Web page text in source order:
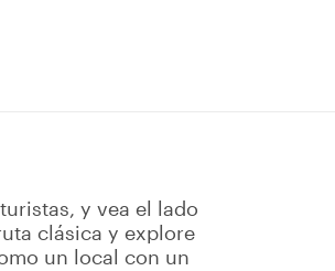
y vea el lado
clásica y explore
un local con un